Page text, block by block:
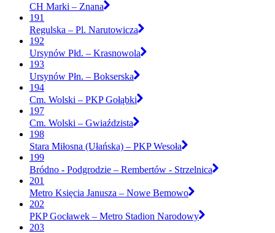
CH Marki – Znana
191
Regulska – Pl. Narutowicza
192
Ursynów Płd. – Krasnowola
193
Ursynów Płn. – Bokserska
194
Cm. Wolski – PKP Gołąbki
197
Cm. Wolski – Gwiaździsta
198
Stara Miłosna (Ułańska) – PKP Wesoła
199
Bródno - Podgrodzie – Rembertów - Strzelnica
201
Metro Księcia Janusza – Nowe Bemowo
202
PKP Gocławek – Metro Stadion Narodowy
203